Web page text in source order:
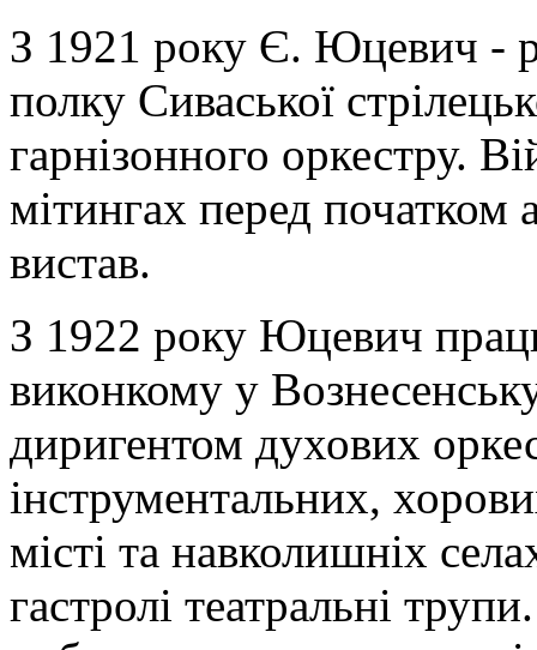
З 1921 року Є. Юцевич -
полку Сиваської
гарнізонного оркестру.
мітингах перед початком
вистав.
З 1922 року Юцевич
виконкому у
диригентом духових
інструментальних,
місті та навколишніх
гастролі театральні